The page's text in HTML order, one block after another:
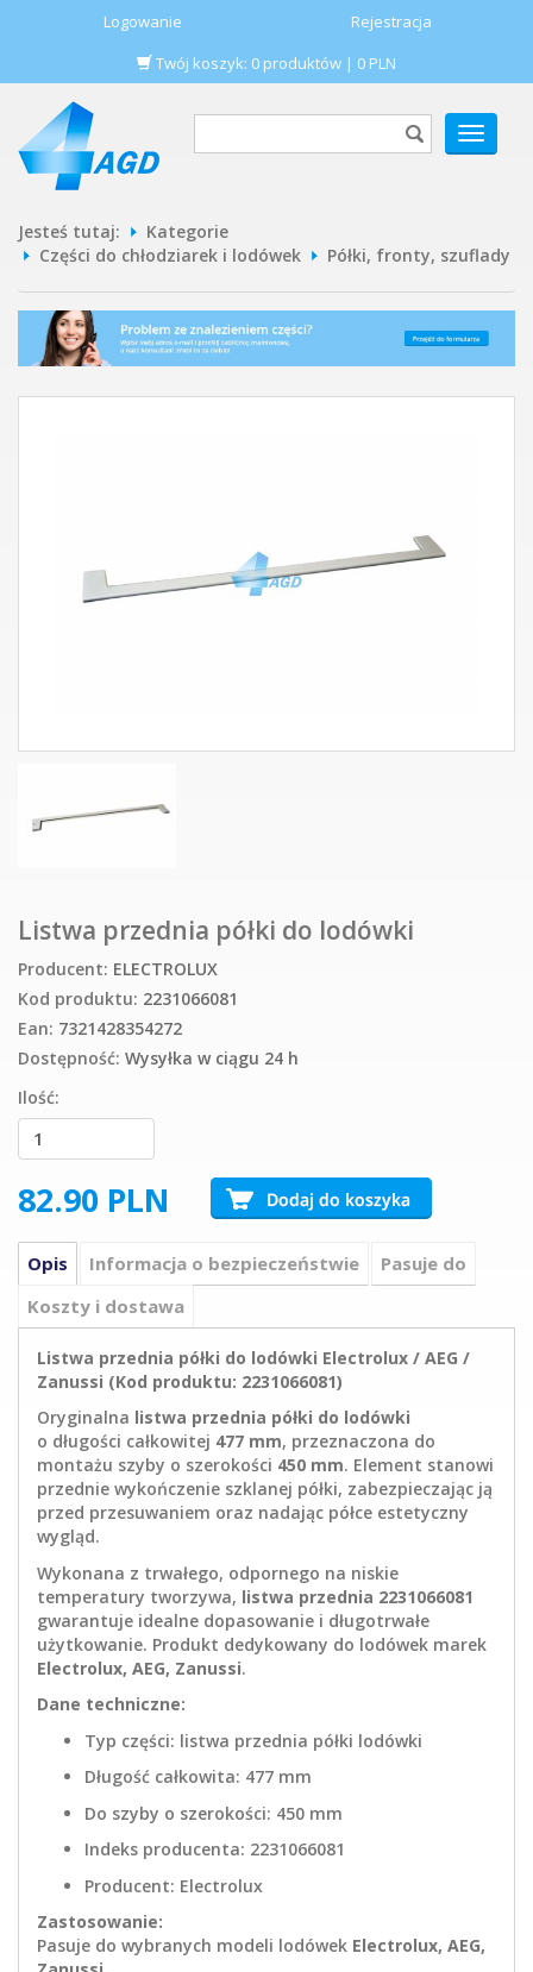
Logowanie
Rejestracja
Twój koszyk: 0 produktów | 0 PLN
POKAŻ
MENU
Jesteś tutaj:
Kategorie
Części do chłodziarek i lodówek
Półki, fronty, szuflady
Listwa przednia półki do lodówki
Producent: ELECTROLUX
Kod produktu: 2231066081
Ean: 7321428354272
Dostępność: Wysyłka w ciągu 24 h
Ilość:
82.90 PLN
Opis Informacja o bezpieczeństwie
Pasuje do
Koszty i dostawa
Listwa przednia półki do lodówki Electrolux / AEG /
Zanussi (Kod produktu: 2231066081)
Oryginalna listwa przednia półki do lodówki
o długości całkowitej 477 mm, przeznaczona do
montażu szyby o szerokości 450 mm. Element stanowi
przednie wykończenie szklanej półki, zabezpieczając ją
przed przesuwaniem oraz nadając półce estetyczny
wygląd.
Wykonana z trwałego, odpornego na niskie
temperatury tworzywa, listwa przednia 2231066081
gwarantuje idealne dopasowanie i długotrwałe
użytkowanie. Produkt dedykowany do lodówek marek
Electrolux, AEG, Zanussi.
Dane techniczne:
Typ części: listwa przednia półki lodówki
Długość całkowita: 477 mm
Do szyby o szerokości: 450 mm
Indeks producenta: 2231066081
Producent: Electrolux
Zastosowanie:
Pasuje do wybranych modeli lodówek Electrolux, AEG,